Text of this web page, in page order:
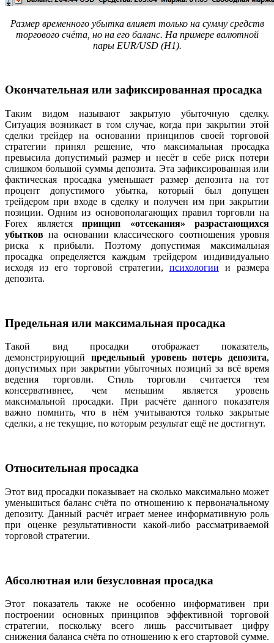
Размер временного убытка влияет только на сумму средств
торгового счёта, но на его баланс. На примере валютной
пары EUR/USD(H1).
Окончательная или зафиксированная просадка
Таким видом называют закрытую убыточную сделку.
Ситуация возникает в том случае, когда при закрытии этой
сделки трейдер на основании принципов своей торговой
стратегии принял решение, что максимальная просадка
превысила допустимый размер и несёт в себе риск потери
слишком большой суммы депозита. Эта зафиксированная или
фактическая просадка уменьшает размер депозита на тот
процент допустимого убытка, который был допущен
трейдером при входе в сделку и получен им при закрытии
позиции. Одним из основополагающих правил торговли на
Forex является принцип «отсекания» разрастающихся
убытков на основании классического соотношения уровня
риска к прибыли. Поэтому допустимая максимальная
просадка определяется каждым трейдером индивидуально
исходя из его торговой стратегии, психологии и размера
депозита.
Предельная или максимальная просадка
Такой вид просадки отображает показатель,
демонстрирующий предельный уровень потерь депозита,
допустимых при закрытии убыточных позиций за всё время
ведения торговли. Стиль торговли считается тем
консервативнее, чем меньшим является уровень
максимальной просадки. При расчёте данного показателя
важно помнить, что в нём учитываются только закрытые
сделки, а не текущие, по которым результат ещё не достигнут.
Относительная просадка
Этот вид просадки показывает на сколько максимально может
уменьшиться баланс счёта по отношению к первоначальному
депозиту. Данный расчёт играет менее информативную роль
при оценке результативности какой-либо рассматриваемой
торговой стратегии.
Абсолютная или безусловная просадка
Этот показатель также не особенно информативен при
построении основных принципов эффективной торговой
стратегии, поскольку всего лишь рассчитывает цифру
снижения баланса счёта по отношению к его стартовой сумме.